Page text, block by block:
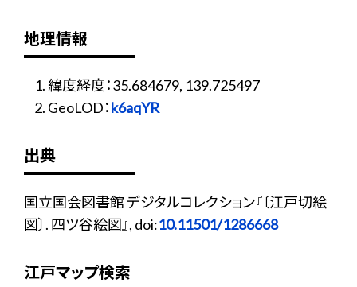
地理情報
緯度経度：35.684679, 139.725497
GeoLOD：k6aqYR
出典
国立国会図書館 デジタルコレクション『〔江戸切絵
図〕. 四ツ谷絵図』, doi:10.11501/1286668
江戸マップ検索